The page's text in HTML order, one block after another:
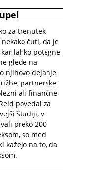
za trenutek
čuti, da je
lahko potegne
glede na
njihovo dejanje
partnerske
ali finančne
povedal za
študiji, v
preko 200
so med
kažejo na to, da